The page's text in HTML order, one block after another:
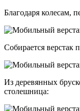
Благодаря колесам,
Собирается верстак
Из деревянных
столешница: